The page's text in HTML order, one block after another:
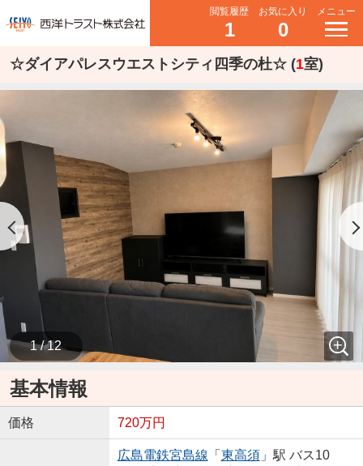
閲覧履歴
1
お気に入り
0
メニュー
☆ダイアパレスウエストシティ四季の杜☆ (1室)
1 / 12
基本情報
価格 720万円
広島電鉄宮島線 「 東高須」駅 バス10